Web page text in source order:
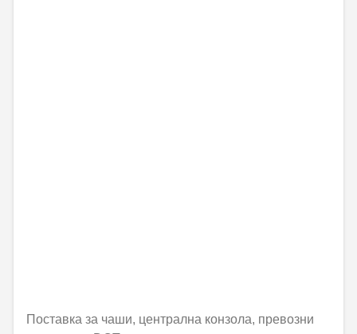
Поставка за чаши, централна конзола, превозни